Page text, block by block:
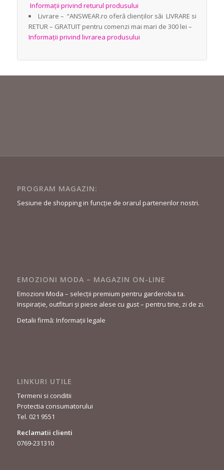
Informații privind returul produsului
Livrare – “ANSWEAR.ro oferă clienților săi LIVRARE si
RETUR – GRATUIT pentru comenzi mai mari de 300 lei –
Informații privind livrarea produsului
PROGRAM MAGAZIN:
Sesiune de shopping in funcție de orarul partenerilor nostri.
EMOZIONI MODA – MAGAZIN ON-LINE
Emozioni Moda – selecții premium pentru garderoba ta.
Inspirație, outfituri și piese alese cu gust – pentru tine, zi de zi.
Detalii firmă: Informații legale
LINKURI UTILE
Termeni si conditii
Protectia consumatorului
Tel. 021 9551
Reclamatii clienti
0769-231310